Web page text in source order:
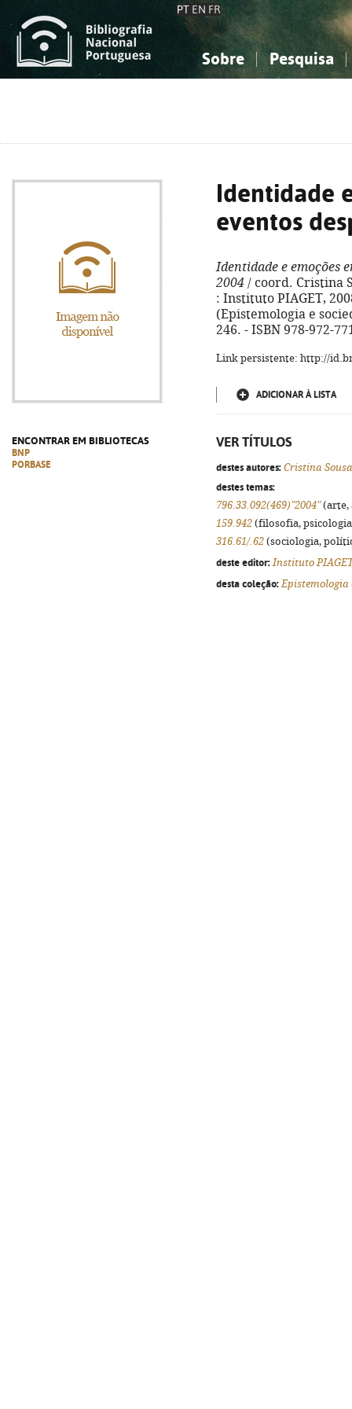
PT EN FR
Sobre Pesquisa
ENCONTRAR EM BIBLIOTECAS
BNP
PORBASE
Identidade
eventos
Identidade e emoções
2004 / coord. Cristina
: Instituto PIAGET,
(Epistemologia e
246. - ISBN 978-972-
Link persistente: http://
ADICIONAR À LISTA
VER TÍTULOS
destes autores: Cristina Sousa
destes temas:
796.33.092(469)"2004"(arte,
159.942 (filosofia,
316.61/.62 (sociologia,
deste editor: Instituto
desta coleção: Epistemologia